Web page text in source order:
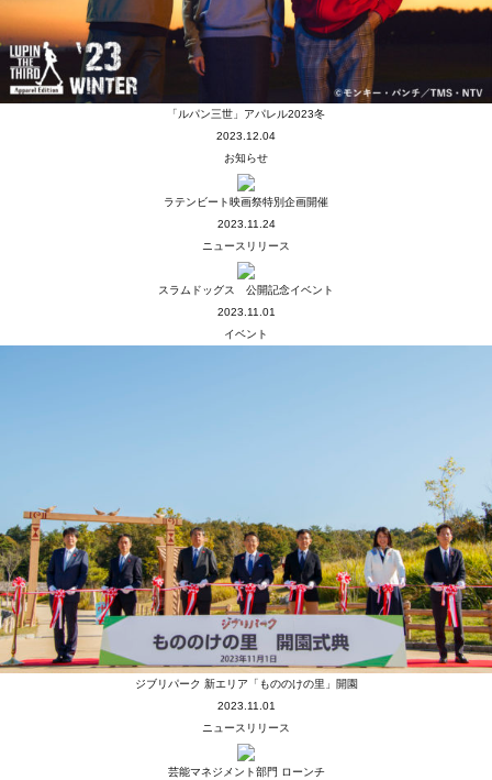
「ルパン三世」アパレル2023冬
2023.12.04
お知らせ
ラテンビート映画祭特別企画開催
2023.11.24
ニュースリリース
スラムドッグス 公開記念イベント
2023.11.01
イベント
ジブリパーク 新エリア「もののけの里」開園
2023.11.01
ニュースリリース
芸能マネジメント部門 ローンチ